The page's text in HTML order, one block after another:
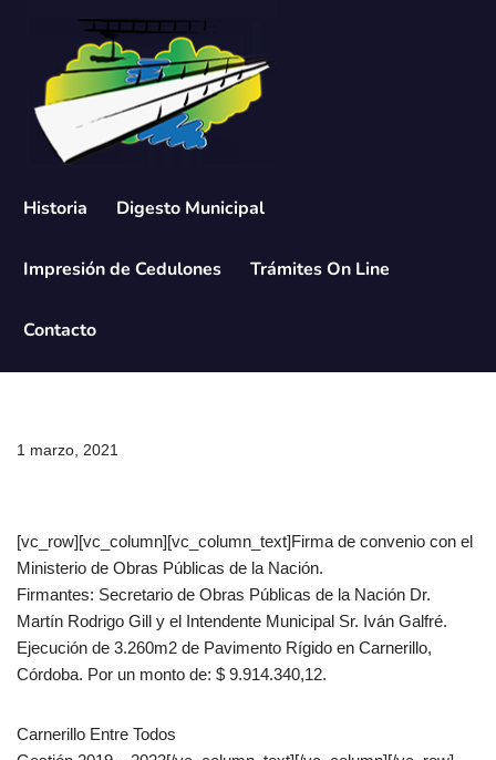
contenido
Historia Digesto Municipal
Impresión de Cedulones Trámites On Line
Contacto
1 marzo, 2021
[vc_row][vc_column][vc_column_text]Firma de convenio con el
Ministerio de Obras Públicas de la Nación.
Firmantes: Secretario de Obras Públicas de la Nación Dr.
Martín Rodrigo Gill y el Intendente Municipal Sr. Iván Galfré.
Ejecución de 3.260m2 de Pavimento Rígido en Carnerillo,
Córdoba. Por un monto de: $ 9.914.340,12.
Carnerillo Entre Todos